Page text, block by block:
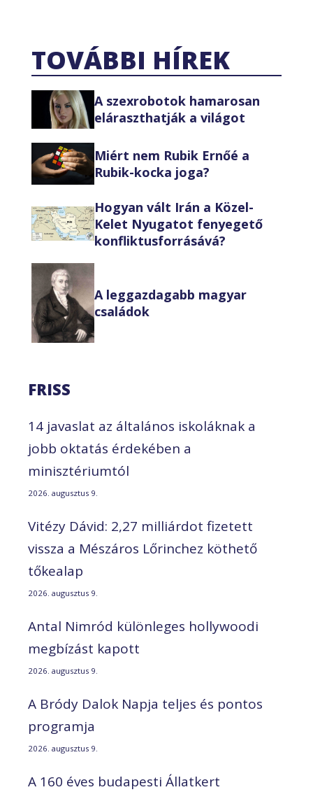
TOVÁBBI HÍREK
A szexrobotok hamarosan
eláraszthatják a világot
Miért nem Rubik Ernőé a
Rubik-kocka joga?
Hogyan vált Irán a Közel-
Kelet Nyugatot fenyegető
konfliktusforrásává?
A leggazdagabb magyar
családok
FRISS
14 javaslat az általános iskoláknak a
jobb oktatás érdekében a
minisztériumtól
2026. augusztus 9.
Vitézy Dávid: 2,27 milliárdot fizetett
vissza a Mészáros Lőrinchez köthető
tőkealap
2026. augusztus 9.
Antal Nimród különleges hollywoodi
megbízást kapott
2026. augusztus 9.
A Bródy Dalok Napja teljes és pontos
programja
2026. augusztus 9.
A 160 éves budapesti Állatkert